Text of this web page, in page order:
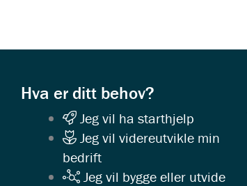
Hva er ditt behov?
Jeg vil ha starthjelp
Jeg vil videreutvikle min
bedrift
Jeg vil bygge eller utvide